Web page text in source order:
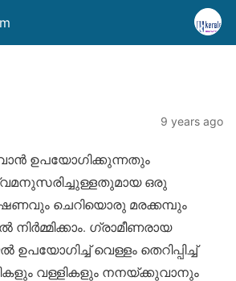
9 years ago
ഉപയോഗിക്കുന്നതും
ഒരു
ചെറിയൊരു മരക്കമ്പും
നിര്‍മ്മിക്കാം. ഗ്രാമീണരായ
ഉപയോഗിച്ച് വെള്ളം തെറിപ്പിച്ച്
വള്ളികളും നനയ്ക്കുവാനും